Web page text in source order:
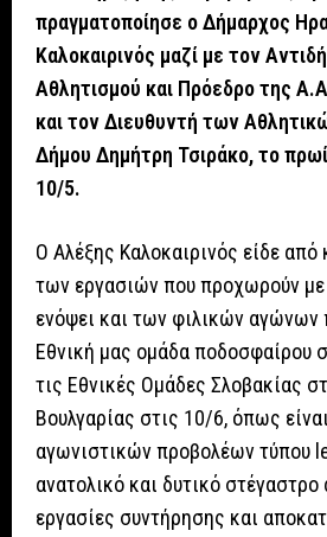
πραγματοποίησε ο Δήμαρχος
Καλοκαιρινός μαζί με τον
Αθλητισμού και Πρόεδρο της
και τον Διευθυντή των
Δήμου Δημήτρη Τσιράκο, το
10/5.
Ο Αλέξης Καλοκαιρινός είδε
των εργασιών που προχωρούν με
ενόψει και των φιλικών αγώνων
Εθνική μας ομάδα ποδοσφαίρου
τις Εθνικές Ομάδες Σλοβακίας
Βουλγαρίας στις 10/6, όπως
αγωνιστικών προβολέων τύπου
ανατολικό και δυτικό στέγαστρο
εργασίες συντήρησης και